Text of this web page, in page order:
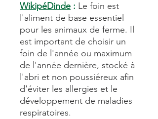
WikipéDinde : Le foin est
l'aliment de base essentiel
pour les animaux de ferme. Il
est important de choisir un
foin de l'année ou maximum
de l'année dernière, stocké à
l'abri et non poussiéreux afin
d'éviter les allergies et le
développement de maladies
respiratoires.